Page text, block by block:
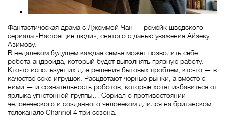
Фантастическая драма с Джеммой Чан — ремейк шведского
сериала «Настоящие люди», снятого с данью уважения Айзеку
Азимову.
В недалеком будущем каждая семья может позволить себе
робота-андроида, который будет выполнять грязную работу.
Кто-то использует их для решения бытовых проблем, кто-то — в
качестве секс-игрушек. Расцветают черные рынки, а вместе с
ними — и сознательность роботов, которые хотят избавиться от
ярлыка угнетенной группы… Сериал о противостоянии
человеческого и созданного человеком длился на британском
телеканале Channel 4 три сезона.